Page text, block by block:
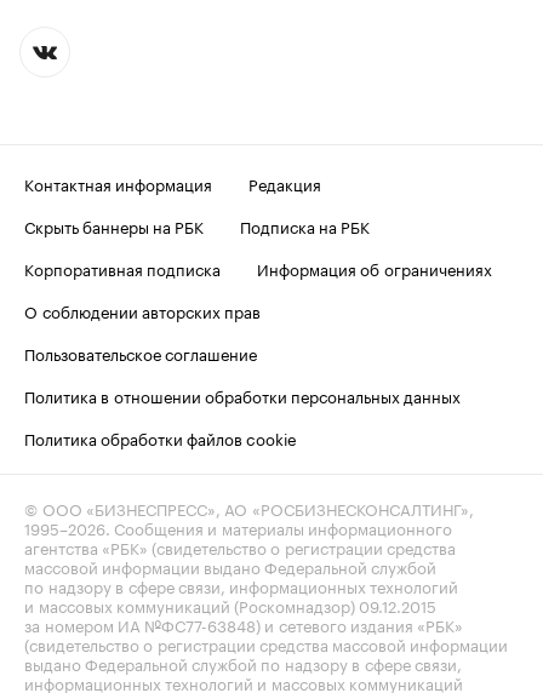
Контактная информация
Редакция
Скрыть баннеры на РБК
Подписка на РБК
Корпоративная подписка
Информация об ограничениях
О соблюдении авторских прав
Пользовательское соглашение
Политика в отношении обработки персональных данных
Политика обработки файлов cookie
© ООО «БИЗНЕСПРЕСС», АО «РОСБИЗНЕСКОНСАЛТИНГ»,
1995–2026 . Сообщения и материалы информационного
агентства «РБК» (свидетельство о регистрации средства
массовой информации выдано Федеральной службой
по надзору в сфере связи, информационных технологий
и массовых коммуникаций (Роскомнадзор) 09.12.2015
за номером ИА №ФС77-63848) и сетевого издания «РБК»
(свидетельство о регистрации средства массовой информации
выдано Федеральной службой по надзору в сфере связи,
информационных технологий и массовых коммуникаций